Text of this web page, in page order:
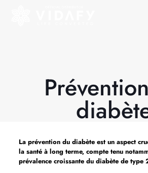
La prévention du diabèteest un aspect
la santé à long terme, compte tenu
prévalence croissante du diabète de type